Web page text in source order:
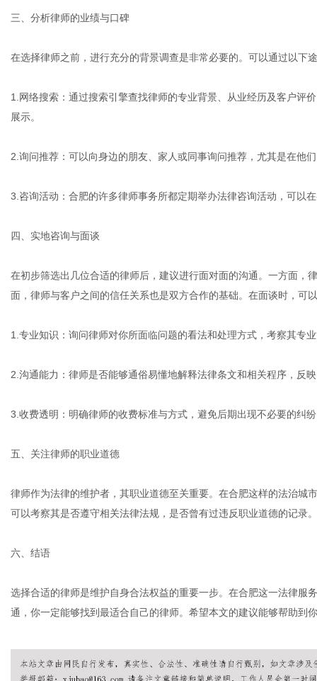
三、分析律师的业绩与口碑
在选择律师之前，进行充分的背景调查是非常必要的。可以通过以下
1.网络搜索：通过搜索引擎查找律师的专业背景、从业经历及客户评
展示。
2.询问推荐：可以向身边的朋友、家人或同事询问推荐，尤其是在他
3.咨询活动：合肥的许多律师事务所都定期举办法律咨询活动，可以
四、实地咨询与面谈
在初步筛选出几位合适的律师后，建议进行面对面的沟通。一方面，
面，律师与客户之间的信任关系也是双方合作的基础。在面谈时，可
1.专业知识：询问律师对你所面临问题的看法和处理方式，考察其专
2.沟通能力：律师是否能够通俗易懂地解释法律条文和相关程序，反
3.收费透明：明确律师的收费标准与方式，避免后期出现不必要的纠
五、关注律师的职业道德
律师作为法律的维护者，其职业道德至关重要。在合肥这样的法治城
可以考察其是否遵守相关法律法规，是否曾有过违反职业道德的记录
六、结语
选择合适的律师是维护自身合法权益的重要一步。在合肥这一法律服
通，你一定能够找到最适合自己的律师。希望本文的建议能够帮助到